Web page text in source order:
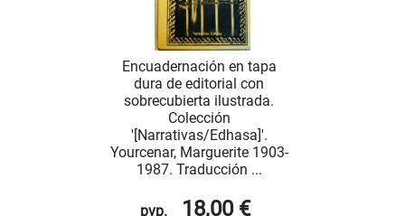
Encuadernación en tapa
dura de editorial con
sobrecubierta ilustrada.
Colección
'[Narrativas/Edhasa]'.
Yourcenar, Marguerite 1903-
1987. Traducción ...
pvp. 18,00 €